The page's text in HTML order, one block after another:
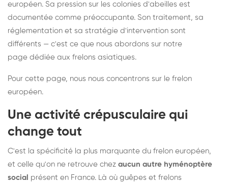
européen. Sa pression sur les colonies d'abeilles est
documentée comme préoccupante. Son traitement, sa
réglementation et sa stratégie d'intervention sont
différents — c'est ce que nous abordons sur notre
page dédiée aux frelons asiatiques.
Pour cette page, nous nous concentrons sur le frelon
européen.
Une activité crépusculaire qui
change tout
C'est la spécificité la plus marquante du frelon européen,
et celle qu'on ne retrouve chez aucun autre hyménoptère
social présent en France. Là où guêpes et frelons